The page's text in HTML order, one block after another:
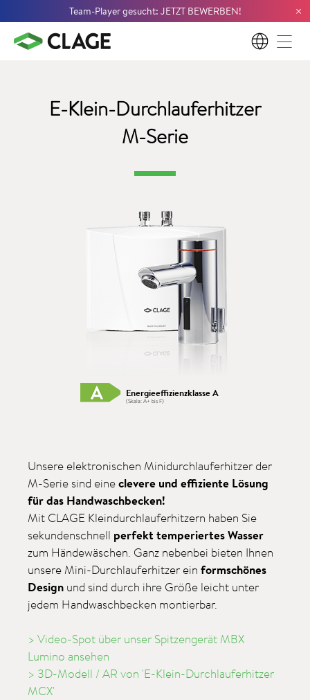
Team-Player gesucht: JETZT BEWERBEN! ×
DE
E-Klein-Durchlauferhitzer
M-Serie
Energieeffizienzklasse A
(Skala: A+ bis F)
Unsere elektronischen Minidurchlauferhitzer der
M-Serie sind eineclevere und effiziente Lösung
für das Handwaschbecken!
Mit CLAGE Kleindurchlauferhitzern haben Sie
sekundenschnell perfekt temperiertes Wasser
zum Händewäschen. Ganz nebenbei bieten Ihnen
unsere Mini-Durchlauferhitzer einformschönes
Design und sind durch ihre Größe leicht unter
jedem Handwaschbecken montierbar.
> Video-Spot über unser Spitzengerät MBX
Lumino ansehen
> 3D-Modell / AR von 'E-Klein-Durchlauferhitzer
MCX'